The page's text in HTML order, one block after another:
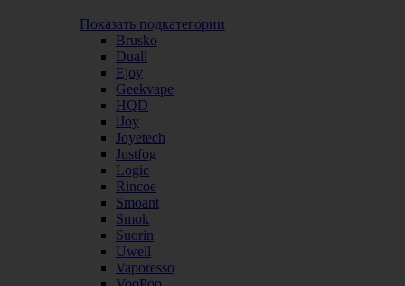
Показать подкатегории
Brusko
Duall
Ejoy
Geekvape
HQD
iJoy
Joyetech
Justfog
Logic
Rincoe
Smoant
Smok
Suorin
Uwell
Vaporesso